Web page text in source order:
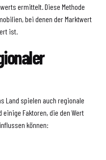
ermittelt. Diese Methode
bei denen der Marktwert
ist.
Land spielen auch regionale
Faktoren, die den Wert
können: